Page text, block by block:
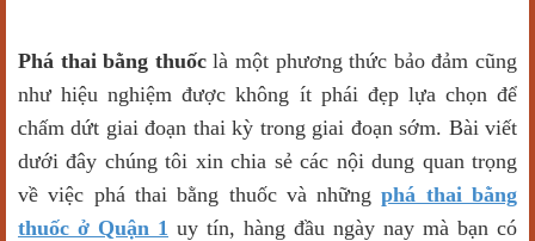
Phá thai bằng thuốclà một phương thức bảo đảm cũng
như hiệu nghiệm được không ít phái đẹp lựa chọn để
chấm dứt giai đoạn thai kỳ trong giai đoạn sớm. Bài viết
dưới đây chúng tôi xin chia sẻ các nội dung quan trọng
về việc phá thai bằng thuốc và nhữngphá thai bằng
thuốc ở Quận 1 uy tín, hàng đầu ngày nay mà bạn có